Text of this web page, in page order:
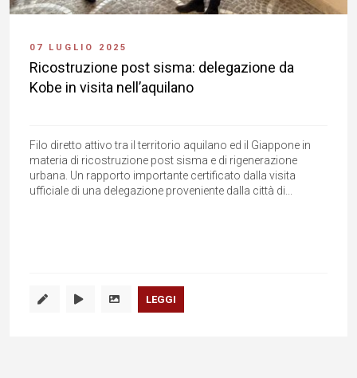
07 LUGLIO 2025
Ricostruzione post sisma: delegazione da
Kobe in visita nell’aquilano
Filo diretto attivo tra il territorio aquilano ed il Giappone in
materia di ricostruzione post sisma e di rigenerazione
urbana. Un rapporto importante certificato dalla visita
ufficiale di una delegazione proveniente dalla città di...
LEGGI